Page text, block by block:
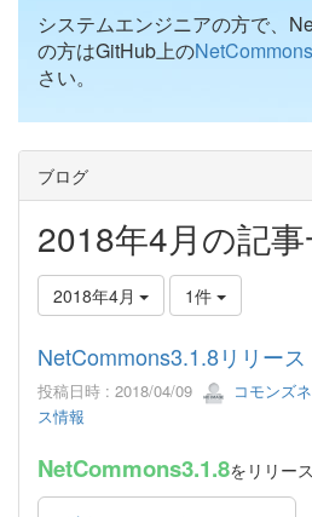
システムエンジニアの方で、
の方はGitHub上の
さい。
ブログ
2018年4月の記
2018年4月 1件
NetCommons3.1.8リリース
投稿日時 : 2018/04/09 コモンズ
ス情報
NetCommons3.1.8をリリー